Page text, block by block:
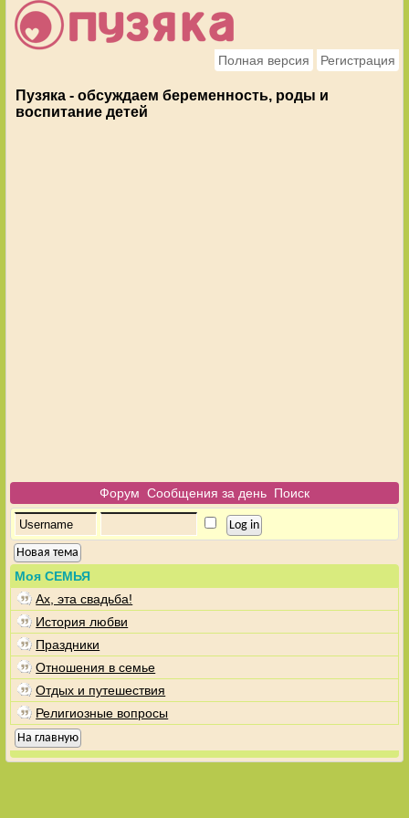
Полная версия Регистрация
Пузяка - обсуждаем беременность, роды и
воспитание детей
Форум Сообщения за день Поиск
Новая тема
Моя СЕМЬЯ
Ах, эта свадьба!
История любви
Праздники
Отношения в семье
Отдых и путешествия
Религиозные вопросы
На главную